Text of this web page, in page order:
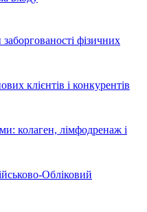
фізичних
клієнтів і конкурентів
колаген, лімфодренаж і
Обліковий